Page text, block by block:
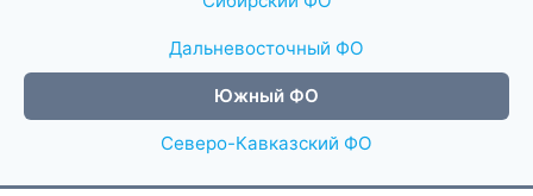
Дальневосточный ФО
Южный ФО
Северо-Кавказский ФО